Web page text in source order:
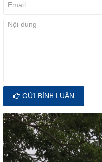
GỬI BÌNH LUẬN